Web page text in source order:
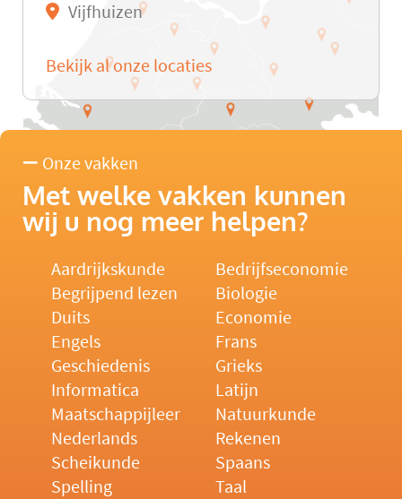
Vijfhuizen
Bekijk al onze locaties
Onze vakken
Met welke vakken kunnen
wij u nog meer helpen?
Aardrijkskunde
Bedrijfseconomie
Begrijpend lezen
Biologie
Duits
Economie
Engels
Frans
Geschiedenis
Grieks
Informatica
Latijn
Maatschappijleer
Natuurkunde
Nederlands
Rekenen
Scheikunde
Spaans
Spelling
Taal